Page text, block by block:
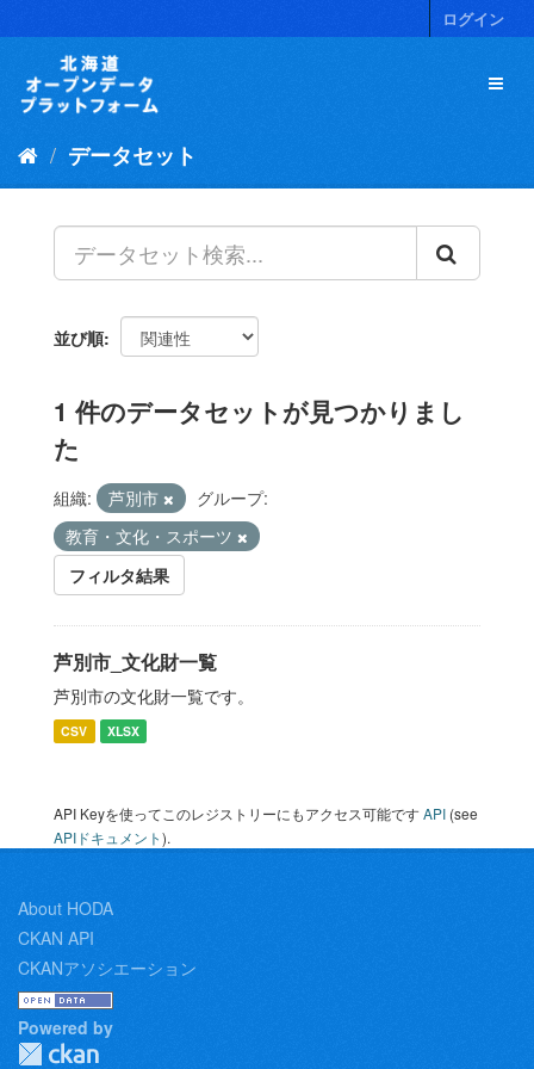
キ
ログイン
データセット
並び順
1 件のデータセットが見つかりまし
た
組織: 芦別市
グループ:
教育・文化・スポーツ
フィルタ結果
芦別市_文化財一覧
芦別市の文化財一覧です。
CSV XLSX
API Keyを使ってこのレジストリーにもアクセス可能ですAPI (see
APIドキュメント).
About HODA
CKAN API
CKANアソシエーション
Powered by